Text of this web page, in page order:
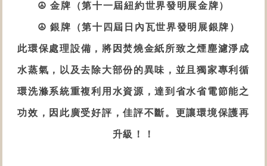
☮ 金牌（第十一屆紐約世界發明展金牌）
☮ 銀牌（第十四屆日內瓦世界發明展銀牌）
此環保處理設備 ，將因焚燒金紙所致之煙塵濾淨成
水蒸氣，以及去除大部份的異味，並且獨家專利循
環洗滌系統重複利用水資源，達到省水省電節能之
功效，因此廣受好評，佳評不斷。更讓環境保護再
升級！！